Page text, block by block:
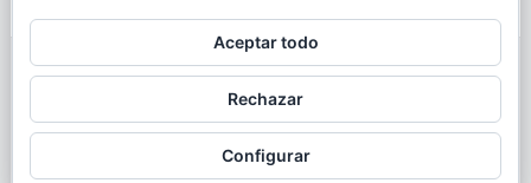
© 2026BLOGAHORRO.
CONTACTA CON EL AUTOR
MAPA DE LA WEB
MÁS INFORMACIÓN SOBRE LAS COOKIES
Aceptar todo
Rechazar
Configurar